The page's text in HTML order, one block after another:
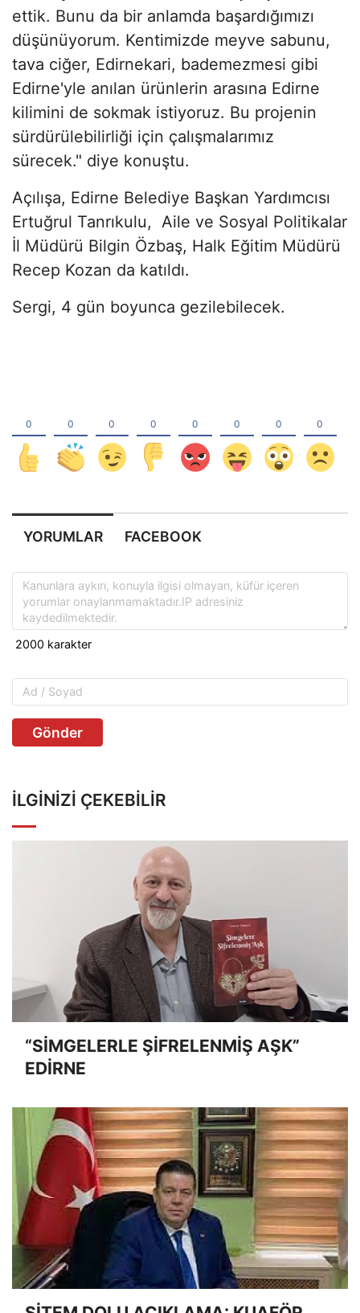
ettik. Bunu da bir anlamda başardığımızı
düşünüyorum. Kentimizde meyve sabunu,
tava ciğer, Edirnekari, bademezmesi gibi
Edirne'yle anılan ürünlerin arasına Edirne
kilimini de sokmak istiyoruz. Bu projenin
sürdürülebilirliği için çalışmalarımız
sürecek." diye konuştu.
Açılışa, Edirne Belediye Başkan Yardımcısı
Ertuğrul Tanrıkulu, Aile ve Sosyal Politikalar
İl Müdürü Bilgin Özbaş, Halk Eğitim Müdürü
Recep Kozan da katıldı.
Sergi, 4 gün boyunca gezilebilecek.
YORUMLAR FACEBOOK
Gönder
İLGINIZI ÇEKEBILIR
“SİMGELERLE ŞİFRELENMİŞ AŞK”
EDİRNE